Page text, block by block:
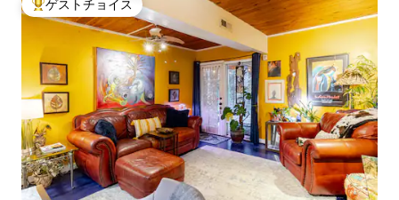
大好評のゲストチョイスです。
ゲストチョイス